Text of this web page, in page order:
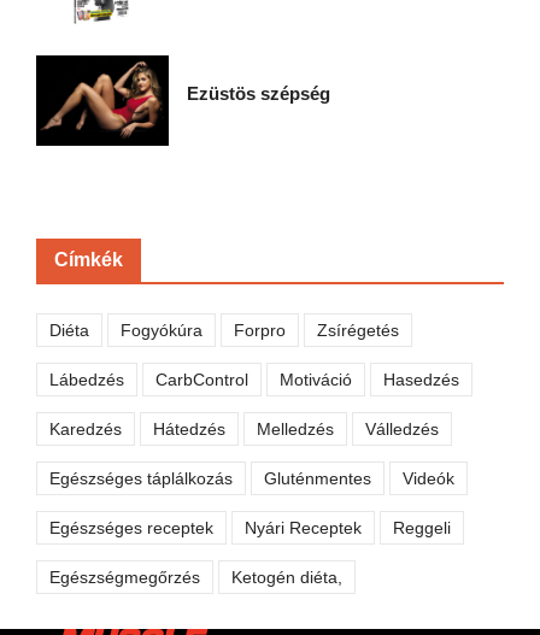
Ezüstös szépség
Címkék
Diéta Fogyókúra Forpro Zsírégetés
Lábedzés CarbControl Motiváció Hasedzés
Karedzés Hátedzés Melledzés Válledzés
Egészséges táplálkozás Gluténmentes Videók
Egészséges receptek Nyári Receptek Reggeli
Egészségmegőrzés Ketogén diéta,